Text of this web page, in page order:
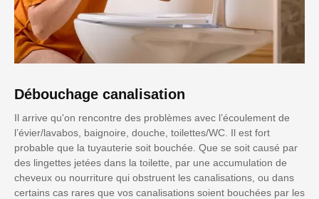
Débouchage canalisation
Il arrive qu'on rencontre des problèmes avec l’écoulement de
l’évier/lavabos, baignoire, douche, toilettes/WC. Il est fort
probable que la tuyauterie soit bouchée. Que se soit causé par
des lingettes jetées dans la toilette, par une accumulation de
cheveux ou nourriture qui obstruent les canalisations, ou dans
certains cas rares que vos canalisations soient bouchées par les